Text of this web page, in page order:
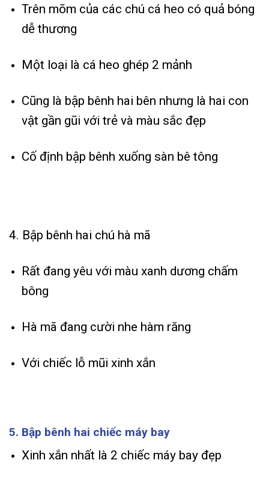
Trên mõm của các chú cá heo có quả bóng
dễ thương
Một loại là cá heo ghép 2 mảnh
Cũng là bập bênh hai bên nhưng là hai con
vật gần gũi với trẻ và màu sắc đẹp
Cố định bập bênh xuống sàn bê tông
4. Bập bênh hai chú hà mã
Rất đang yêu với màu xanh dương chấm
bông
Hà mã đang cười nhe hàm răng
Với chiếc lỗ mũi xinh xắn
5. Bập bênh hai chiếc máy bay
Xinh xắn nhất là 2 chiếc máy bay đẹp